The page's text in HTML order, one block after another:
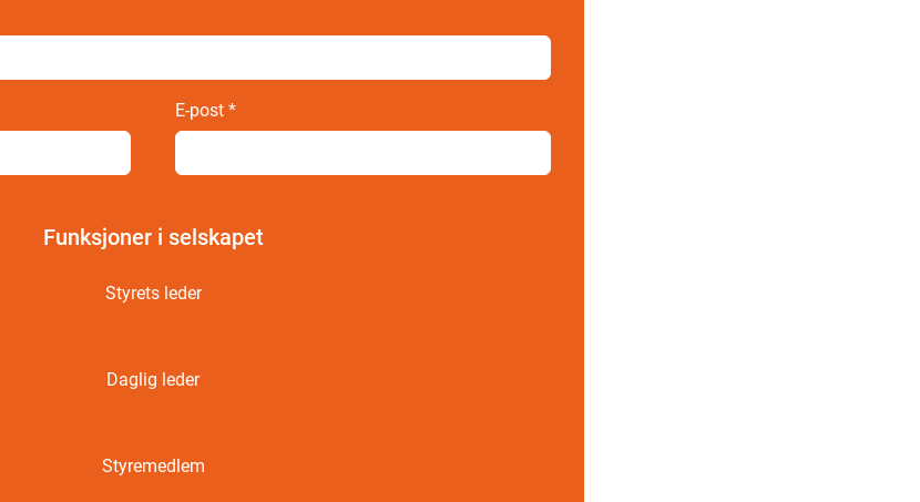
E-post*
Funksjoner i selskapet
Styrets leder
Daglig leder
Styremedlem